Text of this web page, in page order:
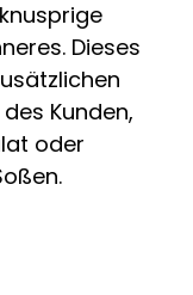
Dieses
Kunden,
oder